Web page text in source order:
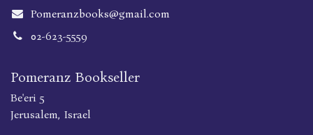
Pomeranzbooks@gmail.com
02-623-5559
Pomeranz Bookseller
Be'eri 5
Jerusalem, Israel